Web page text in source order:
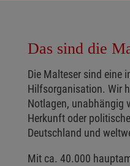
Das sind die
Die Malteser sind eine
Hilfsorganisation. Wir
Notlagen, unabhängig
Herkunft oder
Deutschland und
Mit ca. 40.000